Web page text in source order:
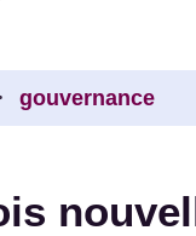
gouvernance